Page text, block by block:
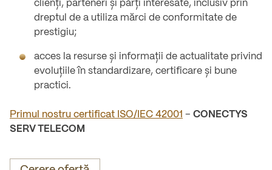
clienți, parteneri și părți interesate, inclusiv prin
dreptul de a utiliza mărci de conformitate de
prestigiu;
acces la resurse și informații de actualitate privind
evoluțiile în standardizare, certificare și bune
practici.
Primul nostru certificat ISO/IEC 42001 – CONECTYS
SERV TELECOM